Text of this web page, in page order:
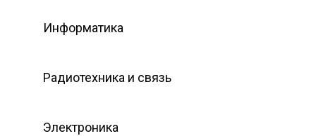
Информатика
Радиотехника и связь
Электроника